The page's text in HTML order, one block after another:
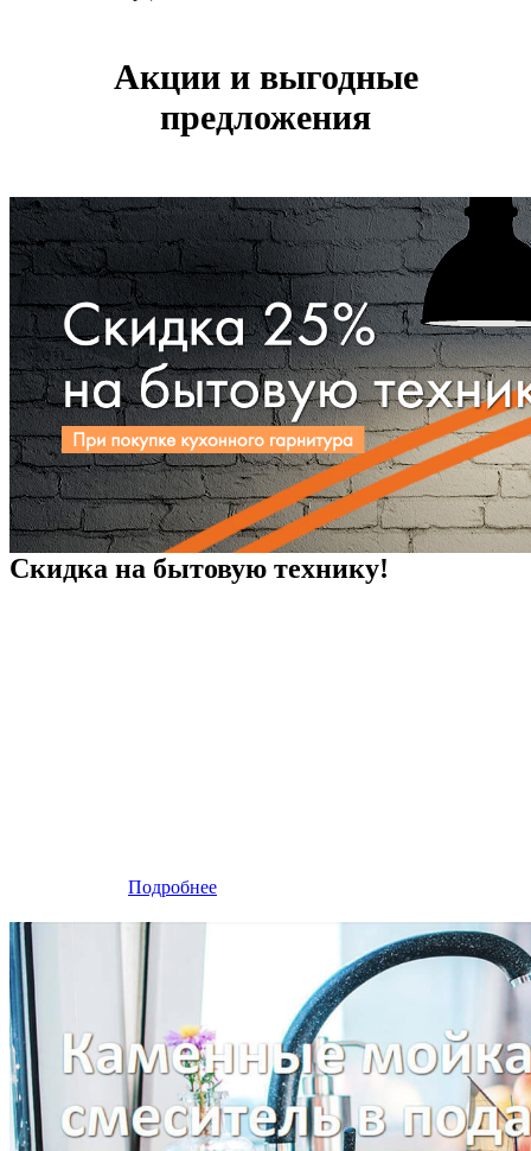
Акции и выгодные
предложения
Скидка на бытовую технику!
Подробнее